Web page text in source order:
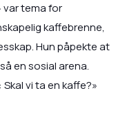
var tema for
kaffebrenne,
Hun påpekte at
en sosial arena.
Skal vi ta en kaffe?»